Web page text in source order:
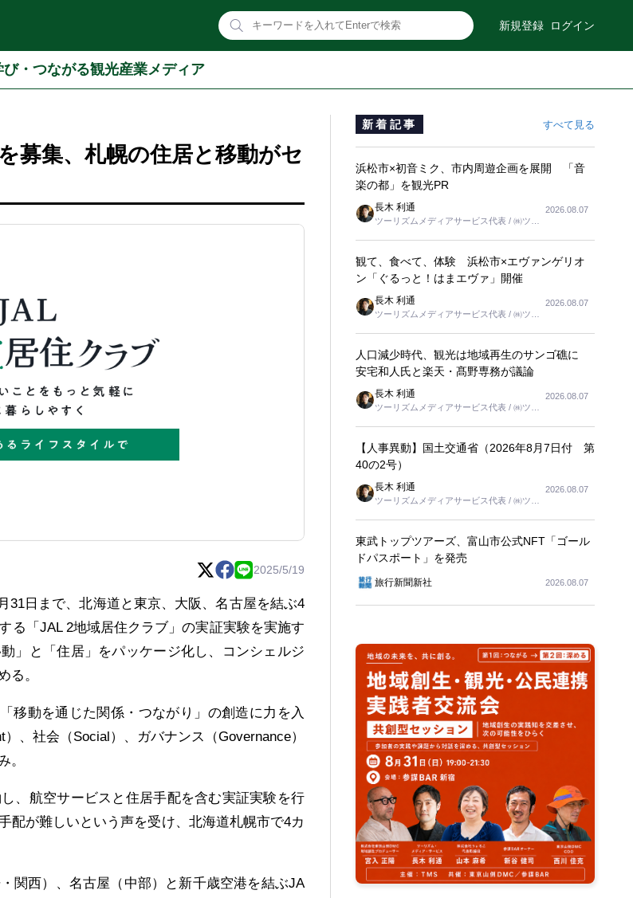
新規登録 ログイン
び・つながる観光産業メディア
募集、札幌の住居と移動がセ
2025/5/19
31日まで、北海道と東京、大阪、名古屋を結ぶ4
る「JAL 2地域居住クラブ」の実証実験を実施す
」と「住居」をパッケージ化し、コンシェルジ
る。
移動を通じた関係・つながり」の創造に力を入
、社会（Social）、ガバナンス（Governance）
。
、航空サービスと住居手配を含む実証実験を行
配が難しいという声を受け、北海道札幌市で4カ
関西）、名古屋（中部）と新千歳空港を結ぶJA
新着記事 すべて見る
浜松市×初音ミク、市内周遊企画を展開 「音
楽の都」を観光PR
長木 利通
ツーリズムメディアサービス代表 / ㈱ツー
2026.08.07
観て、食べて、体験 浜松市×エヴァンゲリオ
ン「ぐるっと！はまエヴァ」開催
長木 利通
ツーリズムメディアサービス代表 / ㈱ツー
2026.08.07
人口減少時代、観光は地域再生のサンゴ礁に
安宅和人氏と楽天・髙野専務が議論
長木 利通
ツーリズムメディアサービス代表 / ㈱ツー
2026.08.07
【人事異動】国土交通省（2026年8月7日付 第
40の2号）
長木 利通
ツーリズムメディアサービス代表 / ㈱ツー
2026.08.07
東武トップツアーズ、富山市公式NFT「ゴール
ドパスポート」を発売
旅行新聞新社 2026.08.07